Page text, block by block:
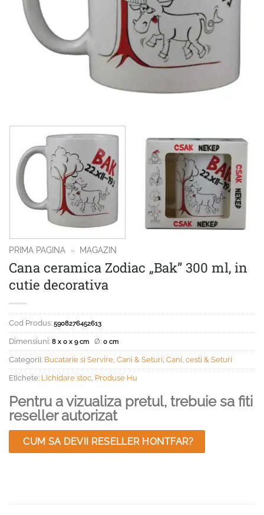
PRIMA PAGINA » MAGAZIN
Cana ceramica Zodiac „Bak” 300 ml, in
cutie decorativa
Cod Produs: 5908276452613
Dimensiuni: 8 x 0 x 9 cm Ø: 0 cm
Categorii: Bucatarie si Servire, Cani & Seturi, Cani, cesti & Seturi
Etichete: Lichidare stoc, Produse Hu
Pentru a vizualiza pretul, trebuie sa fiti
reseller autorizat
CUM SA DEVII RESELLER HONTFAR?